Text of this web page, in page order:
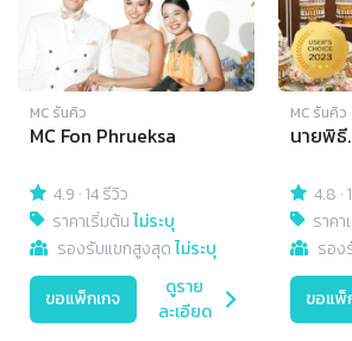
MC รันคิว
MC Fon Phrueksa
4.9 ·14 รีวิว
ราคาเริ่มต้นไม่ระบุ
รองรับแขกสูงสุดไม่ระบุ
ขอแพ็กเกจ
ดูราย
ละเอียด
MC รันคิว
นายพิธี
4.8 ·
ราคา
รอง
ขอแพ็